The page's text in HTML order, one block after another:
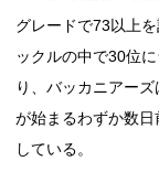
グレードで73以上
ックルの中で30位
り、バッカニアー
が始まるわずか数
している。